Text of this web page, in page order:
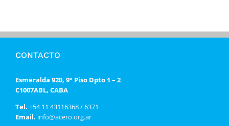
CONTACTO
Esmeralda 920, 9° Piso Dpto 1 – 2
C1007ABL, CABA
Tel. +54 11 43116368 / 6371
Email. info@acero.org.ar